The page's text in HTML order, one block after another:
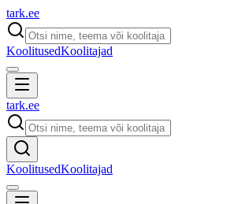
tark.ee
KoolitusedKoolitajad
tark.ee
KoolitusedKoolitajad